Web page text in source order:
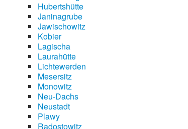
Hubertshütte
Janinagrube
Jawischowitz
Kobier
Lagischa
Laurahütte
Lichtewerden
Mesersitz
Monowitz
Neu-Dachs
Neustadt
Plawy
Radostowitz